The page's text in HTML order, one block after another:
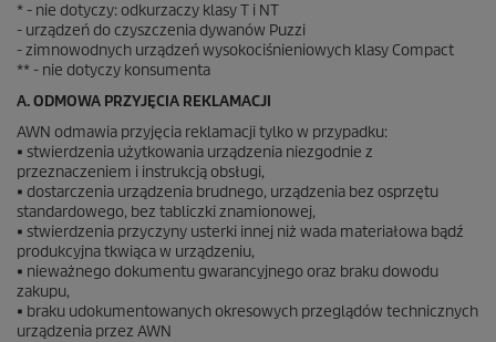
* - nie dotyczy: odkurzaczy klasy T i NT
- urządzeń do czyszczenia dywanów Puzzi
- zimnowodnych urządzeń wysokociśnieniowych klasy Compact
** - nie dotyczy konsumenta
A. ODMOWA PRZYJĘCIA REKLAMACJI
AWN odmawia przyjęcia reklamacji tylko w przypadku:
• stwierdzenia użytkowania urządzenia niezgodnie z
przeznaczeniem i instrukcją obsługi,
• dostarczenia urządzenia brudnego, urządzenia bez osprzętu
standardowego, bez tabliczki znamionowej,
• stwierdzenia przyczyny usterki innej niż wada materiałowa bądź
produkcyjna tkwiąca w urządzeniu,
• nieważnego dokumentu gwarancyjnego oraz braku dowodu
zakupu,
• braku udokumentowanych okresowych przeglądów technicznych
urządzenia przez AWN